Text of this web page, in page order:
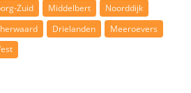
Zuid Middelbert
Noorddijk
Drielanden
Meeroevers